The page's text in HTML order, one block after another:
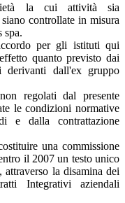
la cui attività sia
controllate in misura
spa.
per gli istituti qui
quanto previsto dai
derivanti dall'ex gruppo
regolati dal presente
le condizioni normative
e dalla contrattazione
una commissione
il 2007 un testo unico
la disamina dei
Integrativi aziendali